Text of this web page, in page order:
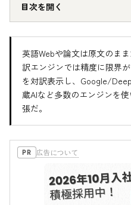
目次を開く
英語Webや論文は原文のま
訳エンジンでは精度に限界
を対訳表示し、Google/
蔵AIなど多数のエンジンを
張だ。
PR 広告について